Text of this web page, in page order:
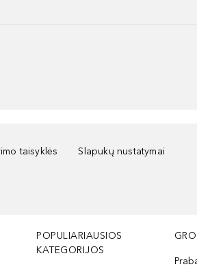
taisyklės Slapukų nustatymai
POPULIARIAUSIOS
KATEGORIJOS